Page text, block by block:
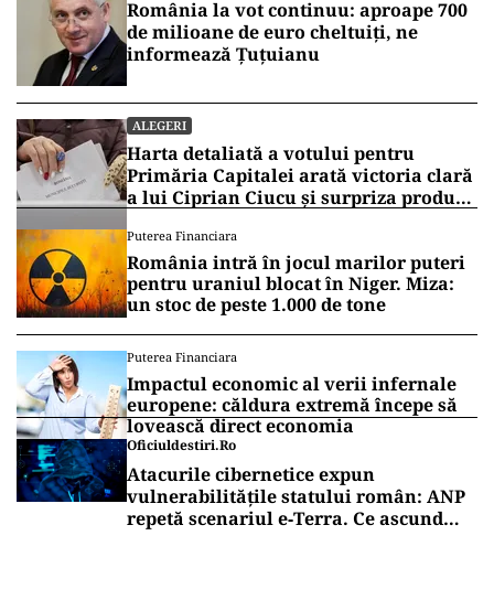
România la vot continuu: aproape 700
de milioane de euro cheltuiți, ne
informează Țuțuianu
ALEGERI
Harta detaliată a votului pentru
Primăria Capitalei arată victoria clară
a lui Ciprian Ciucu și surpriza produsă
Puterea Financiara
România intră în jocul marilor puteri
pentru uraniul blocat în Niger. Miza:
un stoc de peste 1.000 de tone
Puterea Financiara
Impactul economic al verii infernale
europene: căldura extremă începe să
lovească direct economia
Oficiuldestiri.ro
Atacurile cibernetice expun
vulnerabilitățile statului român: ANP
repetă scenariul e‑Terra. Ce ascund